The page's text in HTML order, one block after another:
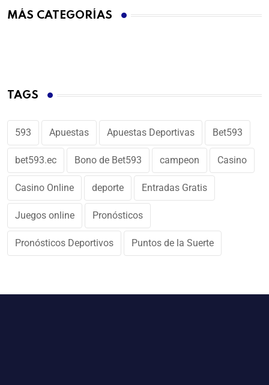
MÁS CATEGORÍAS
TAGS
593 Apuestas Apuestas Deportivas Bet593
bet593.ec Bono de Bet593 campeon Casino
Casino Online deporte Entradas Gratis
Juegos online Pronósticos
Pronósticos Deportivos Puntos de la Suerte